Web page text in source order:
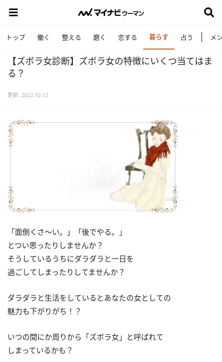
トップ 働く 整える 磨く 恋する 暮らす 占う メ
【ズボラ女診断】ズボラ女の特徴にいくつ当てはま
る？
更新: 2022.10.12
「面倒くさ〜い。」「後でやる。」
とつい思ったりしませんか？
そうしているうちにダラダラと一日を
過ごしてしまったりしてませんか？
ダラダラと生活をしているとあなたの女としての
魅力も下がりがち！？
いつの間にか周りから「ズボラ女」と呼ばれて
しまっているかも？